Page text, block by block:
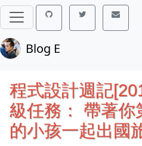
Blog E
程式設計週記
級任務： 帶著你
的小孩一起出國